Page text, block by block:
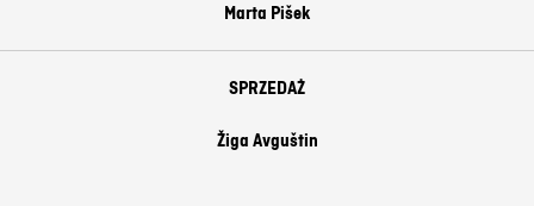
Marta Pišek
SPRZEDAŻ
Žiga Avguštin